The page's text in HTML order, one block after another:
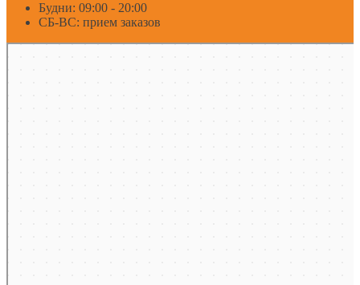
Будни: 09:00 - 20:00
СБ-ВС: прием заказов